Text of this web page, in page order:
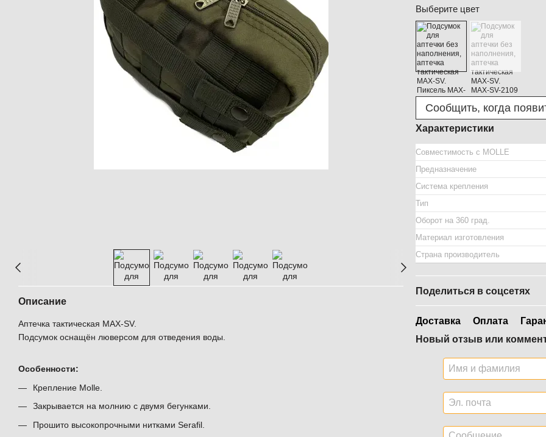
Описание
Аптечка тактическая MAX-SV.
Подсумок оснащён люверсом для отведения воды.
Особенности:
Крепление Molle.
Закрывается на молнию с двумя бегунками.
Прошито высокопрочными нитками Serafil.
Выберите цвет
Сообщить, когда
Характеристики
Совместимость с MOLLE
Предназначение
Система крепления
Тип
Оборот на 360 град.
Материал изготовления
Страна производитель
Поделиться в соцсетях
Доставка Оплата
Новый отзыв или